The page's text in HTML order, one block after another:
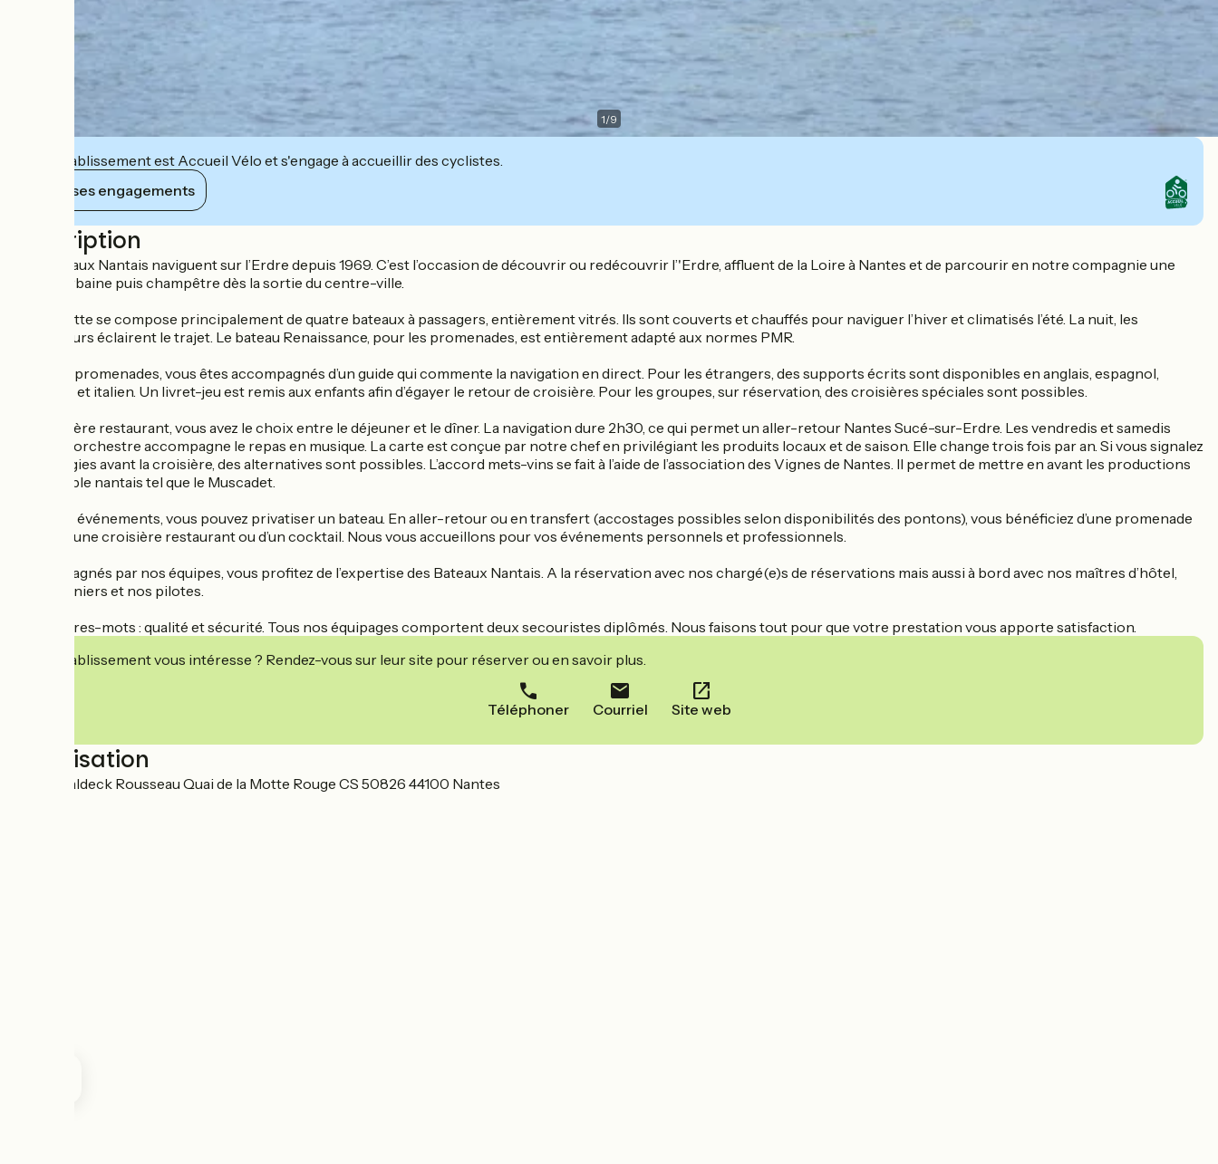
1/9
Cet établissement est Accueil Vélo et s'engage à accueillir des cyclistes.
Voir ses engagements
Description
Les Bateaux Nantais naviguent sur l’Erdre depuis 1969. C’est l’occasion de découvrir ou redécouvrir l’'Erdre, affluent de la Loire à Nantes et de parcourir en notre compagnie une
rivière urbaine puis champêtre dès la sortie du centre-ville.
Notre flotte se compose principalement de quatre bateaux à passagers, entièrement vitrés. Ils sont couverts et chauffés pour naviguer l’hiver et climatisés l’été. La nuit, les
projecteurs éclairent le trajet. Le bateau Renaissance, pour les promenades, est entièrement adapté aux normes PMR.
Lors des promenades, vous êtes accompagnés d’un guide qui commente la navigation en direct. Pour les étrangers, des supports écrits sont disponibles en anglais, espagnol,
allemand et italien. Un livret-jeu est remis aux enfants afin d’égayer le retour de croisière. Pour les groupes, sur réservation, des croisières spéciales sont possibles.
En croisière restaurant, vous avez le choix entre le déjeuner et le dîner. La navigation dure 2h30, ce qui permet un aller-retour Nantes Sucé-sur-Erdre. Les vendredis et samedis
soirs, un orchestre accompagne le repas en musique. La carte est conçue par notre chef en privilégiant les produits locaux et de saison. Elle change trois fois par an. Si vous signalez
vos allergies avant la croisière, des alternatives sont possibles. L’accord mets-vins se fait à l’aide de l’association des Vignes de Nantes. Il permet de mettre en avant les productions
du vignoble nantais tel que le Muscadet.
Pour vos événements, vous pouvez privatiser un bateau. En aller-retour ou en transfert (accostages possibles selon disponibilités des pontons), vous bénéficiez d’une promenade
simple, d’une croisière restaurant ou d’un cocktail. Nous vous accueillons pour vos événements personnels et professionnels.
Accompagnés par nos équipes, vous profitez de l’expertise des Bateaux Nantais. A la réservation avec nos chargé(e)s de réservations mais aussi à bord avec nos maîtres d’hôtel,
nos cuisiniers et nos pilotes.
Nos maîtres-mots : qualité et sécurité. Tous nos équipages comportent deux secouristes diplômés. Nous faisons tout pour que votre prestation vous apporte satisfaction.
Cet établissement vous intéresse ? Rendez-vous sur leur site pour réserver ou en savoir plus.
Téléphoner Courriel Site web
Localisation
Place Waldeck Rousseau Quai de la Motte Rouge CS 50826 44100 Nantes